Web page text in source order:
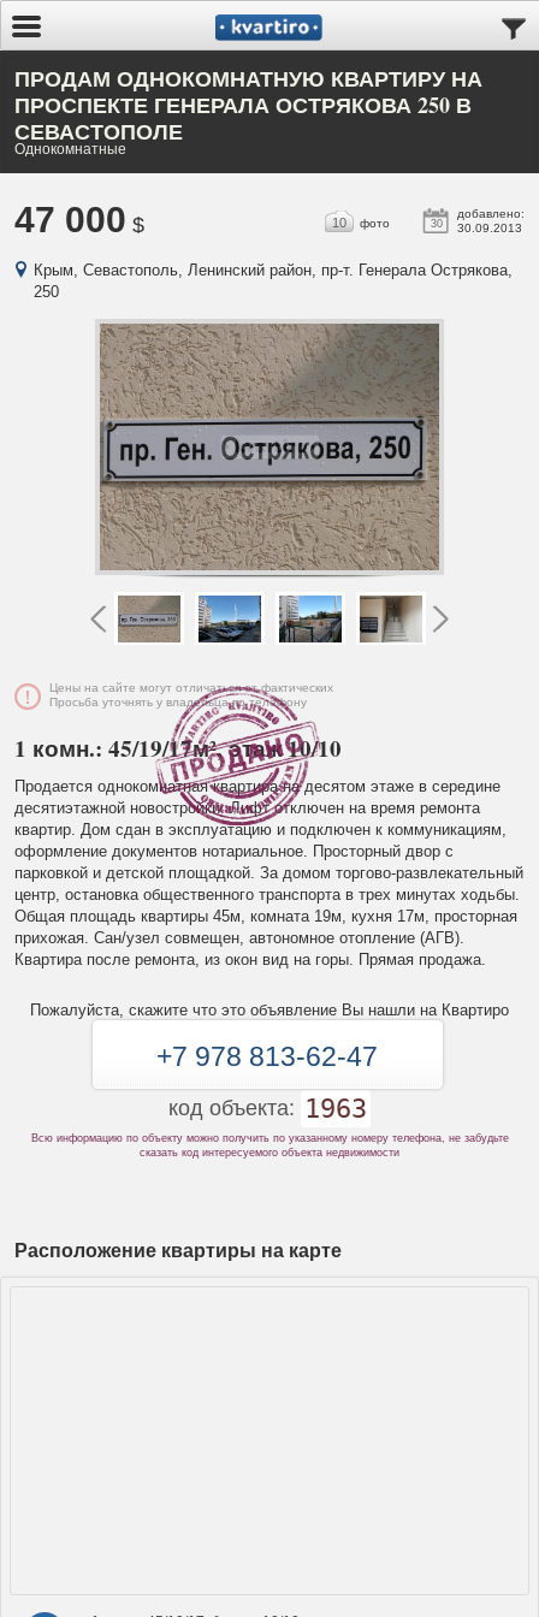
ПРОДАМ ОДНОКОМНАТНУЮ КВАРТИРУ НА
ПРОСПЕКТЕ ГЕНЕРАЛА ОСТРЯКОВА 250 В
СЕВАСТОПОЛЕ
Однокомнатные
47 000 $ 30
добавлено:
30.09.2013
10 фото
Крым, Севастополь, Ленинский район, пр-т. Генерала Острякова,
250
Цены на сайте могут отличаться от фактических
Просьба уточнять у владельца по телефону
1 комн.: 45/19/17м², этаж 10/10
Продается однокомнатная квартира на десятом этаже в середине
десятиэтажной новостройки. Лифт отключен на время ремонта
квартир. Дом сдан в эксплуатацию и подключен к коммуникациям,
оформление документов нотариальное. Просторный двор с
парковкой и детской площадкой. За домом торгово-развлекательный
центр, остановка общественного транспорта в трех минутах ходьбы.
Общая площадь квартиры 45м, комната 19м, кухня 17м, просторная
прихожая. Сан/узел совмещен, автономное отопление (АГВ).
Квартира после ремонта, из окон вид на горы. Прямая продажа.
Пожалуйста, скажите что это объявление Вы нашли на Квартиро
+7 978 813-62-47
код объекта: 1963
Всю информацию по объекту можно получить по указанному номеру телефона, не забудьте
сказать код интересуемого объекта недвижимости
Расположение квартиры на карте